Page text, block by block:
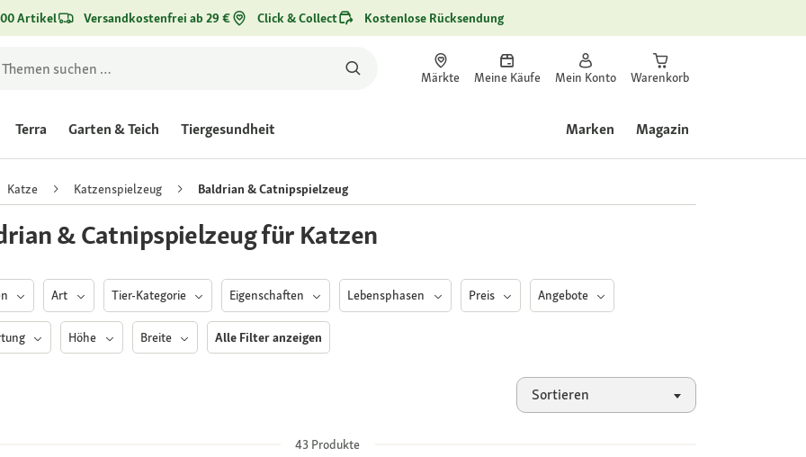
Artikel Versandkostenfrei ab 29 € Click & Collect Kostenlose Rücksendung
Märkte Meine Käufe Mein Konto Warenkorb
Terra Garten & Teich Tiergesundheit Marken Magazin
Katze Katzenspielzeug Baldrian & Catnipspielzeug
& Catnipspielzeug für Katzen
Art Tier-Kategorie Eigenschaften Lebensphasen Preis Angebote
Höhe Breite Alle Filter anzeigen
Sortieren
43 Produkte